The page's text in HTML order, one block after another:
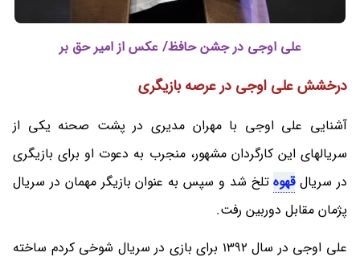
علی اوجی در جشن حافظ/ عکس از امیر حق بر
درخشش علی اوجی در عرصه بازیگری
آشنایی علی اوجی با مهران مدیری در پشت صحنه یکی از
سریالهای این کارگردان مشهور، منجرب به دعوت او برای بازیگری
در سریالقهوهتلخ شد و سپس به عنوان بازیگر مهمان در سریال
پژمان مقابل دوربین رفت.
علی اوجی در سال 1392 برای بازی در سریال شوخی کردم ساخته